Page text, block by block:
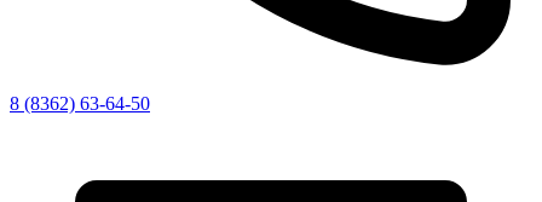
8 (8362) 63-64-50